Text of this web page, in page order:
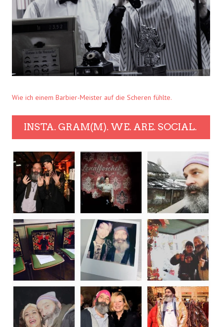
Wie ich einem Barbier-Meister auf die Scheren fühlte.
INSTA. GRAM(M). WE. ARE. SOCIAL.